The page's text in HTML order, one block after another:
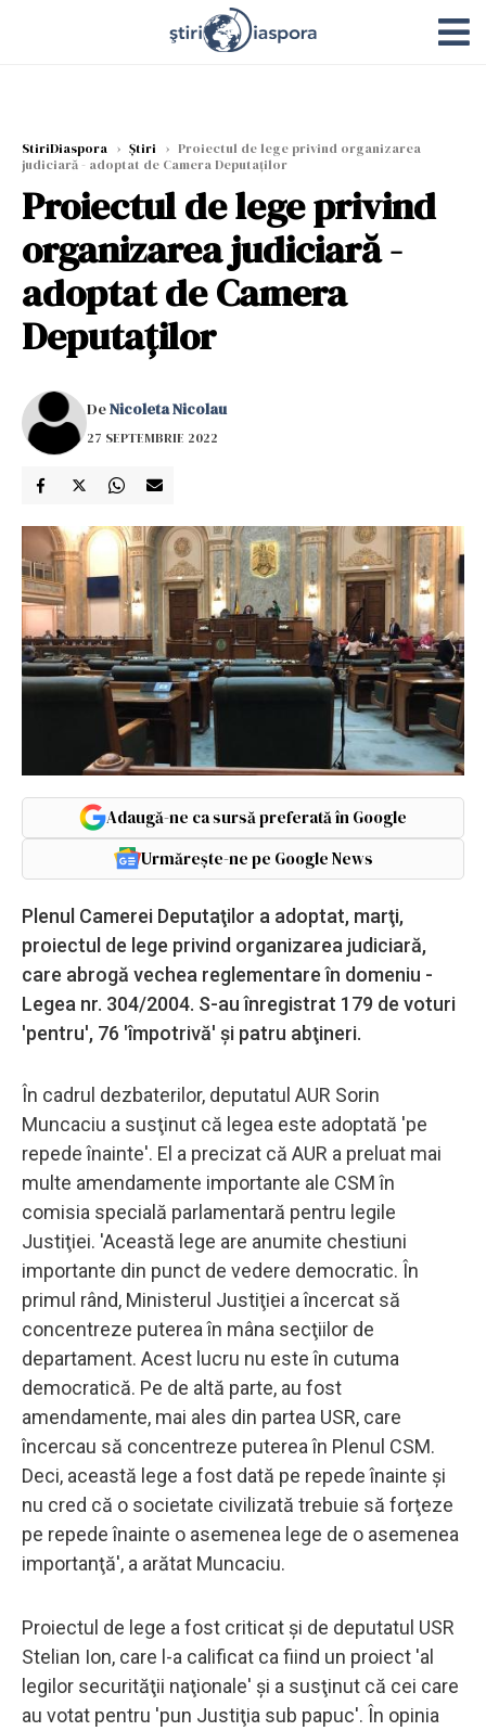
StiriDiaspora › Știri › Proiectul de lege privind organizarea
judiciară - adoptat de Camera Deputaţilor
Proiectul de lege privind
organizarea judiciară -
adoptat de Camera
Deputaţilor
DeNicoleta Nicolau
27 SEPTEMBRIE 2022
Adaugă-ne ca sursă preferată în Google
Urmărește-ne pe Google News
Plenul Camerei Deputaţilor a adoptat, marţi,
proiectul de lege privind organizarea judiciară,
care abrogă vechea reglementare în domeniu -
Legea nr. 304/2004. S-au înregistrat 179 de voturi
'pentru', 76 'împotrivă' şi patru abţineri.
În cadrul dezbaterilor, deputatul AUR Sorin
Muncaciu a susţinut că legea este adoptată 'pe
repede înainte'. El a precizat că AUR a preluat mai
multe amendamente importante ale CSM în
comisia specială parlamentară pentru legile
Justiţiei. 'Această lege are anumite chestiuni
importante din punct de vedere democratic. În
primul rând, Ministerul Justiţiei a încercat să
concentreze puterea în mâna secţiilor de
departament. Acest lucru nu este în cutuma
democratică. Pe de altă parte, au fost
amendamente, mai ales din partea USR, care
încercau să concentreze puterea în Plenul CSM.
Deci, această lege a fost dată pe repede înainte şi
nu cred că o societate civilizată trebuie să forţeze
pe repede înainte o asemenea lege de o asemenea
importanţă', a arătat Muncaciu.
Proiectul de lege a fost criticat şi de deputatul USR
Stelian Ion, care l-a calificat ca fiind un proiect 'al
legilor securităţii naţionale' şi a susţinut că cei care
au votat pentru 'pun Justiţia sub papuc'. În opinia